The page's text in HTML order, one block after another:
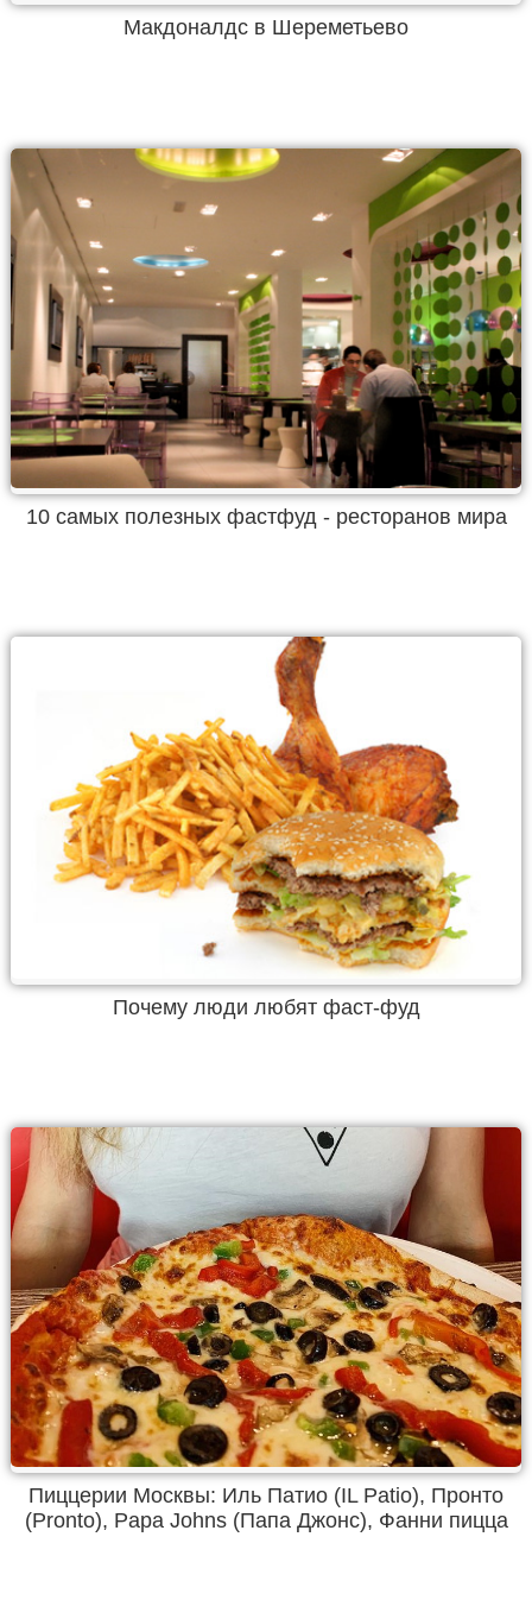
Макдоналдс в Шереметьево
10 самых полезных фастфуд - ресторанов мира
Почему люди любят фаст-фуд
Пиццерии Москвы: Иль Патио (IL Patio), Пронто
(Pronto), Papa Johns (Папа Джонс), Фанни пицца